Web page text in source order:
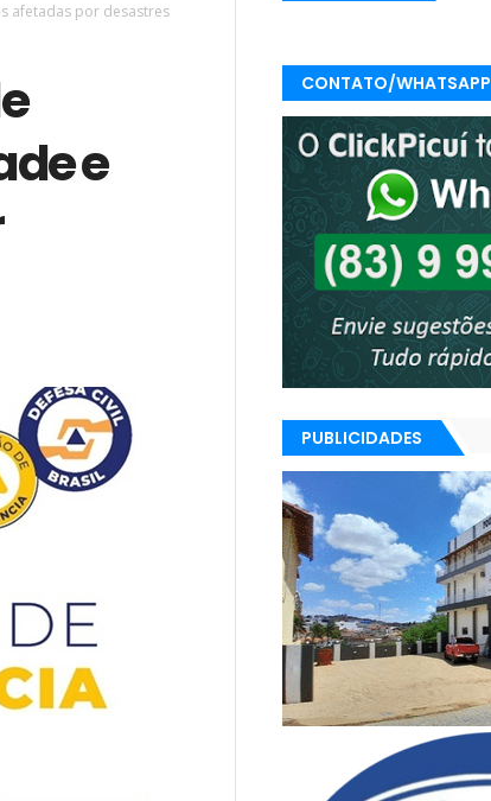
afetadas por desastres
e
CONTATO/WHATSAPP
PUBLICIDADES